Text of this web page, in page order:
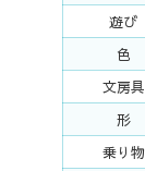
遊び
色
文房具
形
乗り物